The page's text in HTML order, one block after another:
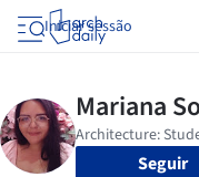
Iniciar sessão
Seguir